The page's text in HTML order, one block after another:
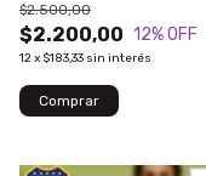
$2.200,00
$2.500,00
12% OFF
12x $183,33 sin interés